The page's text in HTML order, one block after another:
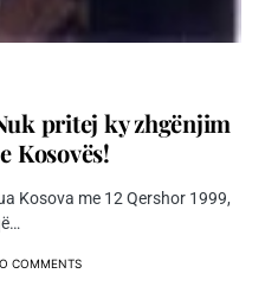
pritej ky zhgënjim
Kosovës!
Kosova me 12 Qershor 1999,
COMMENTS